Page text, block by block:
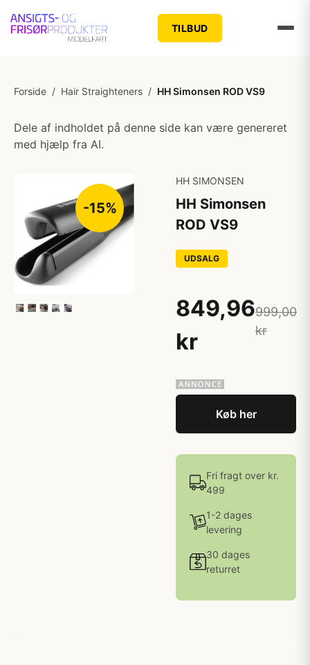
TILBUD
Forside / Hair Straighteners / HH Simonsen ROD VS9
Dele af indholdet på denne side kan være genereret
med hjælp fra AI.
-15%
HH SIMONSEN
HH Simonsen
ROD VS9
UDSALG
849,96
kr
999,00
kr
Køb her
Fri fragt over kr.
499
1-2 dages
levering
30 dages
returret